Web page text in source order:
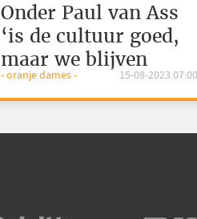
Onder Paul van Ass
‘is de cultuur goed,
maar we blijven
waakzaam’
- oranje dames - 15-08-2023 07:00